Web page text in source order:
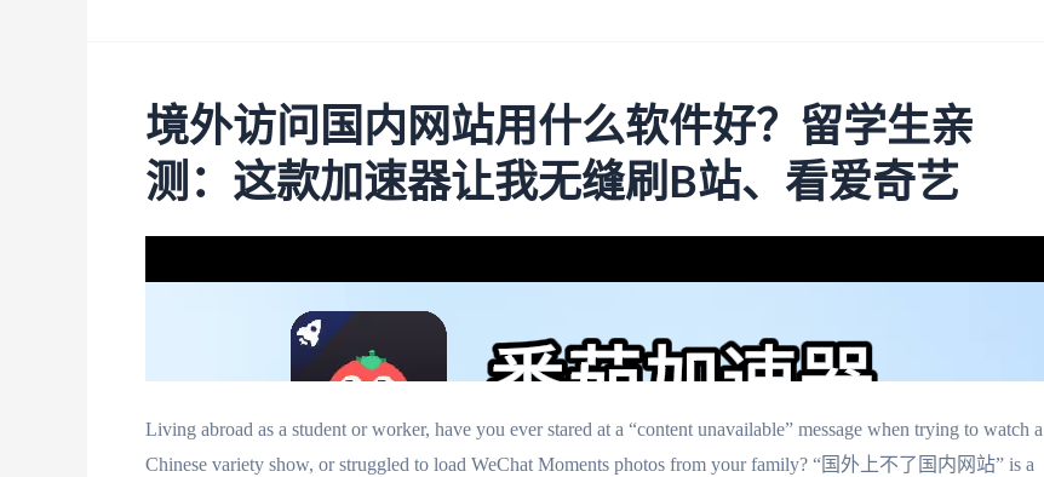
境外访问国内网站用什么软件好？留学生亲
测：这款加速器让我无缝刷B站、看爱奇艺
Living abroad as a student or worker, have you ever stared at a “content unavailable” message when trying to watch a
Chinese variety show, or struggled to load WeChat Moments photos from your family? “国外上不了国内网站” is a